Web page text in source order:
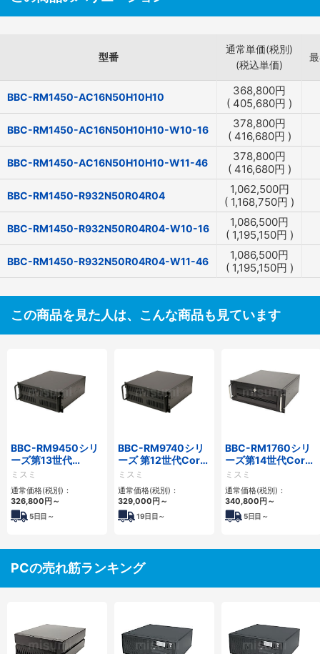
型番
通常単価(税別)
(税込単価)
BBC-RM1450-AC16N50H10H10 368,800円
( 405,680円 )
BBC-RM1450-AC16N50H10H10-W10-16 378,800円
( 416,680円 )
BBC-RM1450-AC16N50H10H10-W11-46 378,800円
( 416,680円 )
BBC-RM1450-R932N50R04R04 1,062,500円
( 1,168,750円 )
BBC-RM1450-R932N50R04R04-W10-16 1,086,500円
( 1,195,150円 )
BBC-RM1450-R932N50R04R04-W11-46 1,086,500円
( 1,195,150円 )
この商品を見た人は、こんな商品も見ています
BBC-RM9450シリ
ーズ第13世代
Core・12世代
Celeron対応ラック
マウント4PCIe
ミスミ
通常価格(税別)：
326,800円～
5日目～
BBC-RM9740シリ
ーズ 第12世代Core
対応ラックマウント
FAPC4PCI・3PCIe
ミスミ
通常価格(税別)：
329,000円～
19日目～
BBC-RM1760シリ
ーズ第14世代Core
対応ラックマウント
3PCIe
ミスミ
通常価格(税別)：
340,800円～
5日目～
PCの売れ筋ランキング